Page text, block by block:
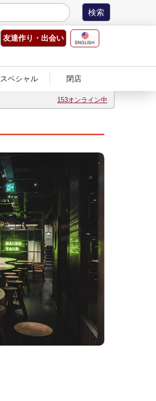
ENGLISH
友達作り ・出会い
スペシャル 閉店
153オンライン中